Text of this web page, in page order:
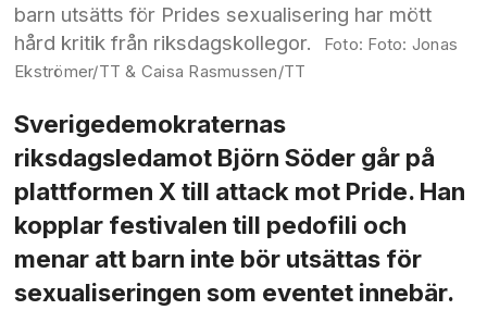
barn utsätts för Prides sexualisering har mött
hård kritik från riksdagskollegor.
Foto: Jonas
Ekströmer/TT & Caisa Rasmussen/TT
Sverigedemokraternas
riksdagsledamot Björn Söder går på
plattformen X till attack mot Pride. Han
kopplar festivalen till pedofili och
menar att barn inte bör utsättas för
sexualiseringen som eventet innebär.